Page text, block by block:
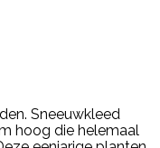
Sneeuwkleed
hoog die helemaal